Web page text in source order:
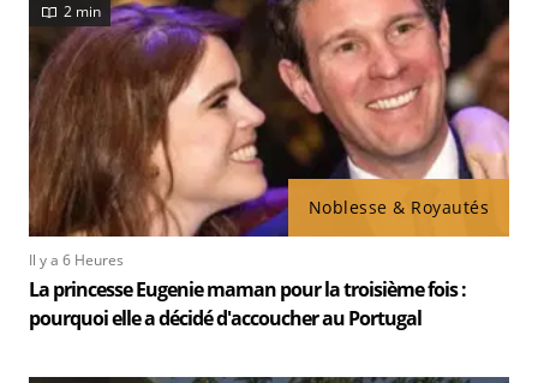
Noblesse & Royautés
2 min
Il y a 6 Heures
La princesse Eugenie maman pour la troisième fois :
pourquoi elle a décidé d'accoucher au Portugal